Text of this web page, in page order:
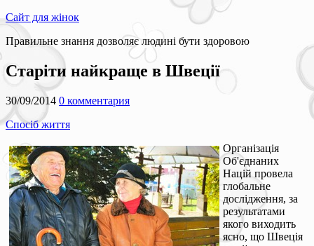
Сайт для жінок
Правильне знання дозволяє людині бути здоровою
Старіти найкраще в Швеції
30/09/2014 0 комментария
Спосіб життя
Організація
Об'єднаних
Націй провела
глобальне
дослідження, за
результатами
якого виходить
ясно, що Швеція